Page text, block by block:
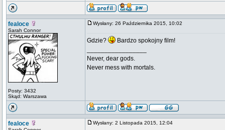
fealoce
Sarah Connor
Posty: 3432
Skąd: Warszawa
Wysłany: 26 Października 2015, 10:02
Gdzie?
Bardzo spokojny film!
Never, dear gods.
Never mess with mortals.
fealoce Wysłany: 2 Listopada 2015, 12:04